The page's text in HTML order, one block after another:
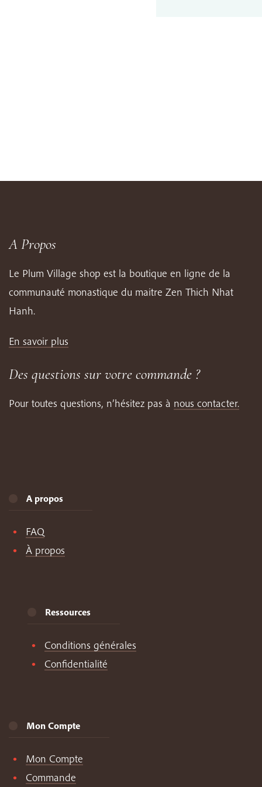
A Propos
Le Plum Village shop est la boutique en ligne de la
communauté monastique du maitre Zen Thich Nhat
Hanh.
En savoir plus
Des questions sur votre commande ?
Pour toutes questions, n’hésitez pas à nous contacter.
A propos
FAQ
À propos
Ressources
Conditions générales
Confidentialité
Mon Compte
Mon Compte
Commande